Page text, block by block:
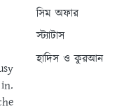
সিম অফার
স্ট্যাটাস
হাদিস ও কুরআন